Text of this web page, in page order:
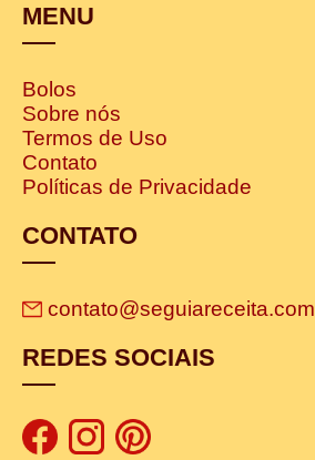
MENU
Bolos
Sobre nós
Termos de Uso
Contato
Políticas de Privacidade
CONTATO
contato@seguiareceita.com
REDES SOCIAIS